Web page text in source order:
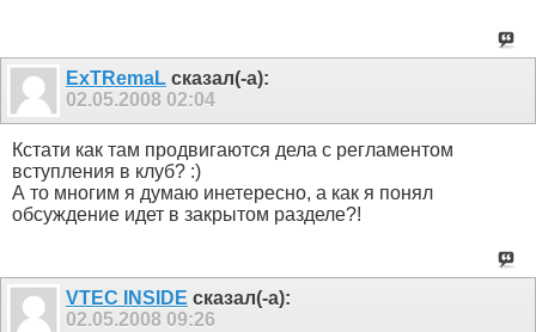
ExTRemaL сказал(-а):
02.05.2008 02:04
Кстати как там продвигаются дела с регламентом
вступления в клуб? :)
А то многим я думаю инетересно, а как я понял
обсуждение идет в закрытом разделе?!
VTEC INSIDE сказал(-а):
02.05.2008 09:26